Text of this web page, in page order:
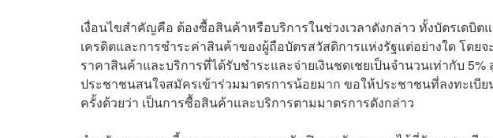
เงื่อนไขสำคัญคือ ต้องซื้อสินค้าหรือบริการในช่วงเวลาดังกล่าว ทั้งบัตรเดบิ
เครดิตและการชำระค่าสินค้าของผู้ถือบัตรสวัสดิการแห่งรัฐแต่อย่างใด โดย
ราคาสินค้าและบริการที่ได้รับชำระและจ่ายเงินชดเชยเป็นจำนวนเท่ากับ
ประชาชนสนใจสมัครเข้าร่วมมาตรการน้อยมาก ขอให้ประชาชนที่ลงทะเบี
ครั้งด้วยว่า เป็นการซื้อสินค้าและบริการตามมาตรการดังกล่าว